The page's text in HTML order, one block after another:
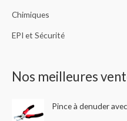
Chimiques
EPI et Sécurité
Nos meilleures
Pince à denuder